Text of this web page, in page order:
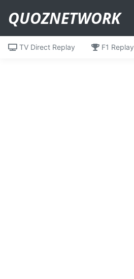
QUOZNETWORK
TV Direct Replay F1 Replay